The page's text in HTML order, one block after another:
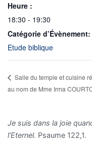
Heure :
18:30 - 19:30
Catégorie d’Évènement:
Etude biblique
Salle du temple et cuisine
au nom de Mme Irma
Je suis dans la joie
l’Eternel. Psaume 122,1.